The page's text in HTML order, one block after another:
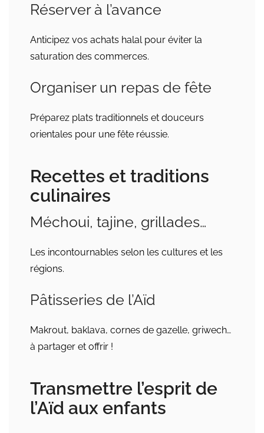
Réserver à l’avance
Anticipez vos achats halal pour éviter la
saturation des commerces.
Organiser un repas de fête
Préparez plats traditionnels et douceurs
orientales pour une fête réussie.
Recettes et traditions
culinaires
Méchoui, tajine, grillades…
Les incontournables selon les cultures et les
régions.
Pâtisseries de l’Aïd
Makrout, baklava, cornes de gazelle, griwech…
à partager et offrir !
Transmettre l’esprit de
l’Aïd aux enfants